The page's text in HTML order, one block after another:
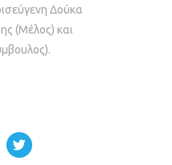
Δούκα
(Μέλος) και